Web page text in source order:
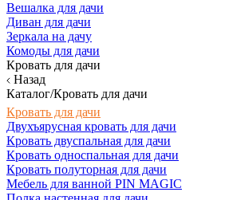
Вешалка для дачи
Диван для дачи
Зеркала на дачу
Комоды для дачи
Кровать для дачи
Назад
Каталог/Кровать для дачи
Кровать для дачи
Двухъярусная кровать для дачи
Кровать двуспальная для дачи
Кровать односпальная для дачи
Кровать полуторная для дачи
Мебель для ванной PIN MAGIC